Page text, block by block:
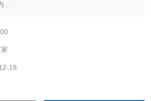
的液氮体积，与此会全使罐内添加压力，避
量：16KG
18